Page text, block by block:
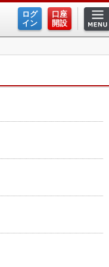
ログ
イン
口座
開設